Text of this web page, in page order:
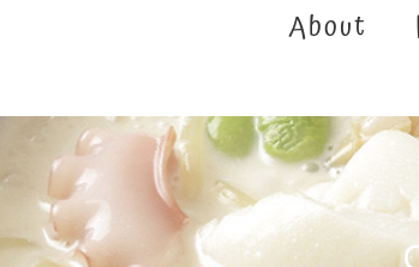
About